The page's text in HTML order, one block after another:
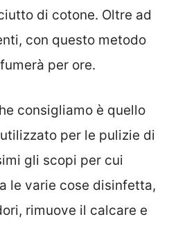
di cotone. Oltre ad
con questo metodo
per ore.
consigliamo è quello
per le pulizie di
gli scopi per cui
le varie cose disinfetta,
rimuove il calcare e